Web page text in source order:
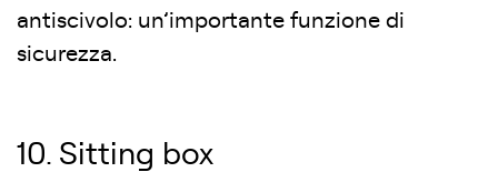
antiscivolo: un’importante funzione di
sicurezza.
10. Sitting box